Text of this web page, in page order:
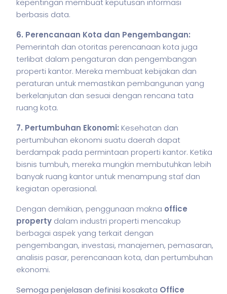
kepentingan membuat keputusan informasi
berbasis data.
6. Perencanaan Kota dan Pengembangan:
Pemerintah dan otoritas perencanaan kota juga
terlibat dalam pengaturan dan pengembangan
properti kantor. Mereka membuat kebijakan dan
peraturan untuk memastikan pembangunan yang
berkelanjutan dan sesuai dengan rencana tata
ruang kota.
7. Pertumbuhan Ekonomi: Kesehatan dan
pertumbuhan ekonomi suatu daerah dapat
berdampak pada permintaan properti kantor. Ketika
bisnis tumbuh, mereka mungkin membutuhkan lebih
banyak ruang kantor untuk menampung staf dan
kegiatan operasional.
Dengan demikian, penggunaan makna office
property dalam industri properti mencakup
berbagai aspek yang terkait dengan
pengembangan, investasi, manajemen, pemasaran,
analisis pasar, perencanaan kota, dan pertumbuhan
ekonomi.
Semoga penjelasan definisi kosakata Office